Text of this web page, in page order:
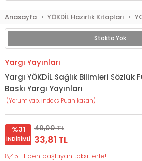
Anasayfa YÖKDİL Hazırlık Kitapları
Stokta Yok
Yargı Yayınları
Yargı YÖKDİL Sağlık Bilimleri Sözlük
Baskı Yargı Yayınları
(Yorum yap, İndeks Puan kazan)
%31
İNDIRIMLI
49,00 TL
33,81 TL
8,45 TL'den başlayan taksitlerle!